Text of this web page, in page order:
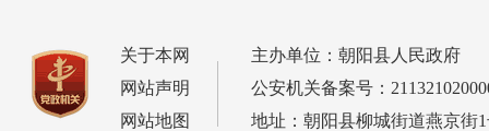
关于本网
网站声明
网站地图
主办单位：朝阳县人民政府
公安机关备案号：
地址：朝阳县柳城街道燕京街